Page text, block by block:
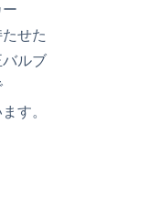
せた
ルブ
す。